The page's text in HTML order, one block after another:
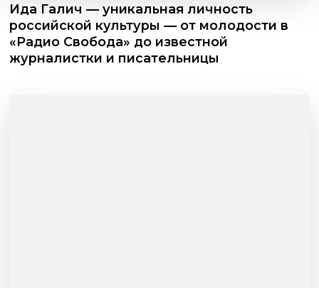
Ида Галич — уникальная личность
российской культуры — от молодости в
«Радио Свобода» до известной
журналистки и писательницы